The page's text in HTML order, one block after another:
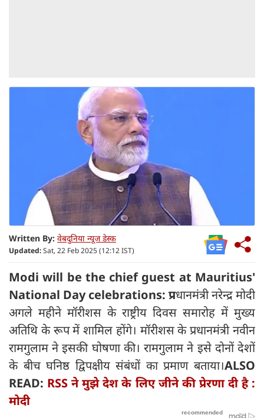
Written By: वेबदुनिया न्यूज डेस्क
Updated:Sat, 22 Feb 2025 (12:12 IST)
Modi will be the chief guest at Mauritius'
National Day celebrations: प्रधानमंत्री नरेन्द्र मोदी
अगले महीने मॉरीशस के राष्ट्रीय दिवस समारोह में मुख्य
अतिथि के रूप में शामिल होंगे। मॉरीशस के प्रधानमंत्री नवीन
रामगुलाम ने इसकी घोषणा की। रामगुलाम ने इसे दोनों देशों
के बीच घनिष्ठ द्विपक्षीय संबंधों का प्रमाण बताया।ALSO
READ: RSS ने मुझे देश के लिए जीने की प्रेरणा दी है :
मोदी